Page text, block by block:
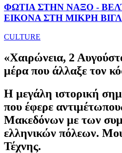
ΦΩΤΙΑ ΣΤΗΝ ΝΑΞΟ -
ΕΙΚΟΝΑ ΣΤΗ ΜΙΚΡΗ
CULTURE
«Χαιρώνεια, 2
μέρα που άλλαξε τον
Η μεγάλη ιστορική
που έφερε
Μακεδόνων με των
ελληνικών πόλεων.
Τέχνης.